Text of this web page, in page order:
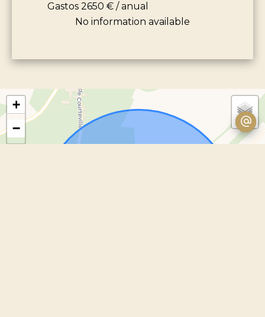
Gastos 2650 € / anual
No information available
+
−